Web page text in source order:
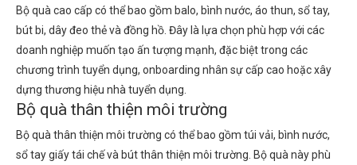
Bộ quà cao cấp có thể bao gồm balo, bình nước, áo thun, sổ tay,
bút bi, dây đeo thẻ và đồng hồ. Đây là lựa chọn phù hợp với các
doanh nghiệp muốn tạo ấn tượng mạnh, đặc biệt trong các
chương trình tuyển dụng, onboarding nhân sự cấp cao hoặc xây
dựng thương hiệu nhà tuyển dụng.
Bộ quà thân thiện môi trường
Bộ quà thân thiện môi trường có thể bao gồm túi vải, bình nước,
sổ tay giấy tái chế và bút thân thiện môi trường. Bộ quà này phù